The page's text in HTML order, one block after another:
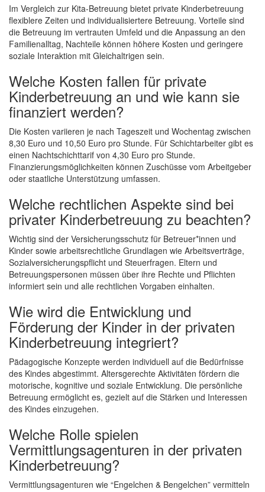
Im Vergleich zur Kita-Betreuung bietet private Kinderbetreuung
flexiblere Zeiten und individualisiertere Betreuung. Vorteile sind
die Betreuung im vertrauten Umfeld und die Anpassung an den
Familienalltag, Nachteile können höhere Kosten und geringere
soziale Interaktion mit Gleichaltrigen sein.
Welche Kosten fallen für private
Kinderbetreuung an und wie kann sie
finanziert werden?
Die Kosten variieren je nach Tageszeit und Wochentag zwischen
8,30 Euro und 10,50 Euro pro Stunde. Für Schichtarbeiter gibt es
einen Nachtschichttarif von 4,30 Euro pro Stunde.
Finanzierungsmöglichkeiten können Zuschüsse vom Arbeitgeber
oder staatliche Unterstützung umfassen.
Welche rechtlichen Aspekte sind bei
privater Kinderbetreuung zu beachten?
Wichtig sind der Versicherungsschutz für Betreuer*innen und
Kinder sowie arbeitsrechtliche Grundlagen wie Arbeitsverträge,
Sozialversicherungspflicht und Steuerfragen. Eltern und
Betreuungspersonen müssen über ihre Rechte und Pflichten
informiert sein und alle rechtlichen Vorgaben einhalten.
Wie wird die Entwicklung und
Förderung der Kinder in der privaten
Kinderbetreuung integriert?
Pädagogische Konzepte werden individuell auf die Bedürfnisse
des Kindes abgestimmt. Altersgerechte Aktivitäten fördern die
motorische, kognitive und soziale Entwicklung. Die persönliche
Betreuung ermöglicht es, gezielt auf die Stärken und Interessen
des Kindes einzugehen.
Welche Rolle spielen
Vermittlungsagenturen in der privaten
Kinderbetreuung?
Vermittlungsagenturen wie “Engelchen & Bengelchen” vermitteln